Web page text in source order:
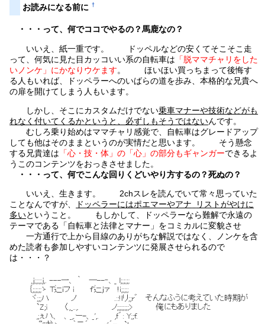
お読みになる前に †
・・・って、何でココでやるの？馬鹿なの？
いいえ、紙一重です。 ドッペルなどの安くてそこそこ走
って、何気に見た目カッコいい系の自転車は 「脱ママチャリをした
いノンケ」にかなりウケます。 ほいほい買っちまって後悔す
る人もいれば、ドッペラーへのいばらの道を歩み、本格的な兄貴へ
の扉を開けてしまう人もいます。
しかし、そこにカスタムだけでない乗車マナーや技術などがも
れなく付いてくるかというと、必ずしもそうではないんです。
むしろ乗り始めはママチャリ感覚で、自転車はグレードアップ
しても他はそのままというのが実情だと思います。 そう懸念
する兄貴達は 「心・技・体」の「心」の部分もギャンガーできるよ
うこのコンテンツをおっきさせました。
・・・って、何でこんな回りくどいやり方するの？死ぬの？
いいえ、生きます。 2chスレを読んでいて常々思っていた
ことなんですが、
ドッペラーにはポエマーやアナ
リストがやけに
多いということ。 もしかして、ドッペラーなら難解で永遠の
テーマである「自転車と法律とマナー」をコミカルに変貌させ
一方通行で上から目線のありがちな解説ではなく、ノンケを含
めた読者も参加しやすいコンテンツに発展させられるので
は・・・？